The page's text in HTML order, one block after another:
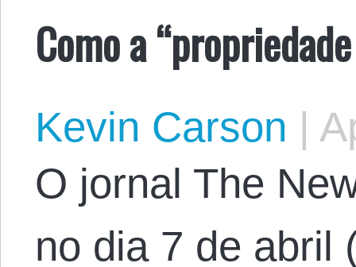
Como a
Kevin Carson |
O jornal The
no dia 7 de abril